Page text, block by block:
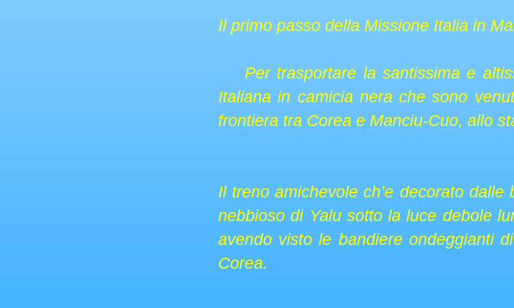
Il primo passo della Missione Italia in
Per trasportare la santissima e
Italiana in camicia nera che sono
frontiera tra Corea e Manciu-Cuo, allo
Il treno amichevole ch’e decorato
nebbioso di Yalu sotto la luce debole
avendo visto le bandiere ondeggianti
Corea.